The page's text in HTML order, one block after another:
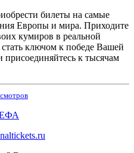
билеты на самые
Европы и мира. Приходите
кумиров в реальной
ключом к победе Вашей
к тысячам